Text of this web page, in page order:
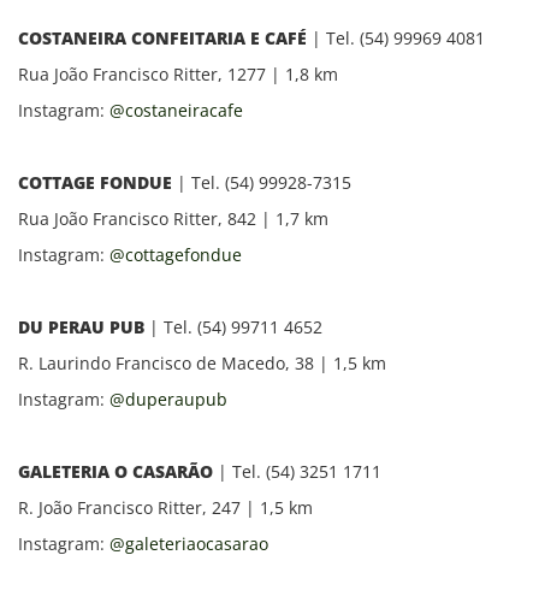
COSTANEIRA CONFEITARIA E CAFÉ | Tel. (54) 99969 4081
Rua João Francisco Ritter, 1277 | 1,8 km
Instagram: @costaneiracafe
COTTAGE FONDUE | Tel. (54) 99928-7315
Rua João Francisco Ritter, 842 | 1,7 km
Instagram: @cottagefondue
DU PERAU PUB | Tel. (54) 99711 4652
R. Laurindo Francisco de Macedo, 38 | 1 ,5 km
Instagram: @duperaupub
GALETERIA O CASARÃO | Tel. (54) 3251 1711
R. João Francisco Ritter, 247 | 1,5 km
Instagram: @galeteriaocasarao